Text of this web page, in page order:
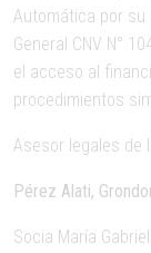
Automática por su
General CNV N°
el acceso al
procedimientos
Asesor legales de
Pérez Alati,
Socia María